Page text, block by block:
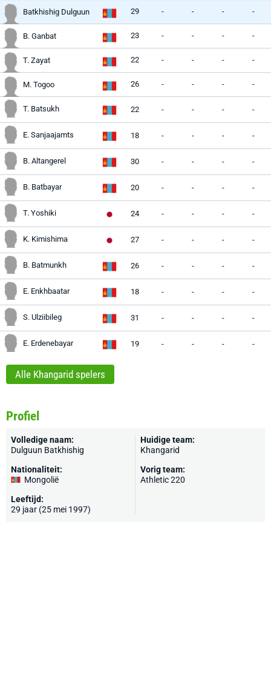
Batkhishig Dulguun 29 - - - -
B. Ganbat 23 - - - -
T. Zayat 22 - - - -
M. Togoo 26 - - - -
T. Batsukh 22 - - - -
E. Sanjaajamts 18 - - - -
B. Altangerel 30 - - - -
B. Batbayar 20 - - - -
T. Yoshiki 24 - - - -
K. Kimishima 27 - - - -
B. Batmunkh 26 - - - -
E. Enkhbaatar 18 - - - -
S. Ulziibileg 31 - - - -
E. Erdenebayar 19 - - - -
Alle Khangarid spelers
Profiel
Volledige naam:
Dulguun Batkhishig
Nationaliteit:
Mongolië
Leeftijd:
29 jaar (25 mei 1997)
Huidige team:
Khangarid
Vorig team:
Athletic 220